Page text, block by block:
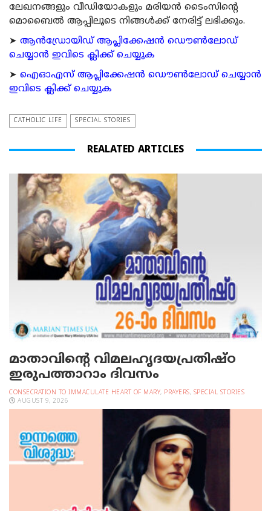
ലേഖനങ്ങളും വീഡിയോകളും മരിയന്‍ ടൈംസിന്റെ
മൊബൈല്‍ ആപ്പിലൂടെ നിങ്ങള്‍ക്ക് നേരിട്ട് ലഭിക്കും.
➤ ആന്‍ഡ്രോയിഡ് ആപ്ലിക്കേഷന്‍ ഡൌണ്‍ലോഡ്
ചെയ്യാന്‍ ഇവിടെ ക്ലിക്ക് ചെയ്യുക
➤ ഐഓഎസ് ആപ്ലിക്കേഷന്‍ ഡൌണ്‍ലോഡ് ചെയ്യാന്‍
ഇവിടെ ക്ലിക്ക് ചെയ്യുക
CATHOLIC LIFE SPECIAL STORIES
REALATED ARTICLES
മാതാവിന്റെ വിമലഹൃദയപ്രതിഷ്ഠ
ഇരുപത്താറാം ദിവസം
CONSECRATION TO IMMACULATE HEART OF MARY, PRAYERS, SPECIAL STORIES
AUGUST 9, 2026